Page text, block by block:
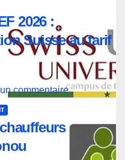
2026 :
Suisse au tarif
commentaire